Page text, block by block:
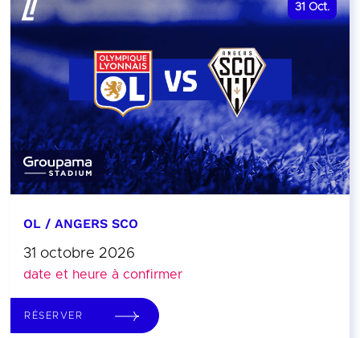
31 Oct.
OL / ANGERS SCO
31 octobre 2026
date et heure à confirmer
RÉSERVER